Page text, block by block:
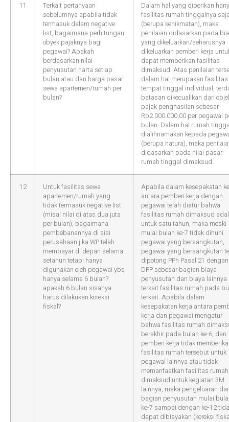
11
Terkait pertanyaan
sebelumnya apabila tidak
termasuk dalam negative
list, bagaimana perhitungan
obyek pajaknya bagi
pegawai? Apakah
berdasarkan nilai
penyusutan harta setiap
bulan atau dari harga pasar
sewa apartemen/rumah per
bulan?
Dalam hal yang diberikan
fasilitas rumah tinggalnya
(berupa kenikmatan), maka
penilaian didasarkan pada
yang dikeluarkan/seharusnya
dikeluarkan pemberi kerja
dapat memberikan fasilitas
dimaksud. Atas penilaian
dalam hal merupakan fasilitas
tempat tinggal individual,
batasan dikecualikan dari
pajak penghasilan sebesar
Rp2.000.000,00 per pegawai
bulan. Dalam hal rumah
dialihnamakan kepada
(berupa natura), maka
didasarkan pada nilai pasar
rumah tinggal dimaksud.
12
Untuk fasilitas sewa
apartemen/rumah yang
tidak termasuk negative list
(misal nilai di atas dua juta
per bulan), bagaimana
pembebanannya di sisi
perusahaan jika WP telah
membayar di depan selama
setahun tetapi hanya
digunakan oleh pegawai ybs
hanya selama 6 bulan?
apakah 6 bulan sisanya
harus dilakukan koreksi
fiskal?
Apabila dalam kesepakatan
antara pemberi kerja dengan
pegawai telah diatur bahwa
fasilitas rumah dimaksud
untuk satu tahun, maka meski
mulai bulan ke-7 tidak dihuni
pegawai yang bersangkutan,
pegawai yang bersangkutan
dipotong PPh Pasal 21 dengan
DPP sebesar bagian biaya
penyusutan dan biaya lainnya
terkait fasilitas rumah pada
terkait. Apabila dalam
kesepakatan kerja antara
kerja dan pegawai mengatur
bahwa fasilitas rumah
berakhir pada bulan ke-6, dan
pemberi kerja tidak
fasilitas rumah tersebut untuk
pegawai lainnya atau tidak
memanfaatkan fasilitas rumah
dimaksud untuk kegiatan 3M
lainnya, maka pengeluaran
bagian penyusutan mulai
ke-7 sampai dengan ke-12
dapat dibiayakan (koreksi